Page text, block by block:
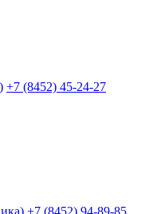
+7 (8452) 45-24-27